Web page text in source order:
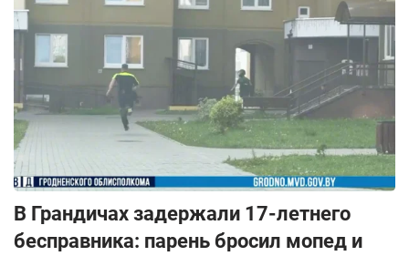
В Грандичах задержали 17-летнего
бесправника: парень бросил мопед и